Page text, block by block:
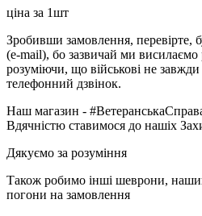
ціна за 1шт
Зробивши замовлення, перевірте,
(e-mail), бо зазвичай ми
розуміючи, що військові не
телефонний дзвінок.
Наш магазин -
Вдячністю ставимося до нашіх
Дякуємо за розуміння
Також робимо інші шеврони,
погони на замовлення